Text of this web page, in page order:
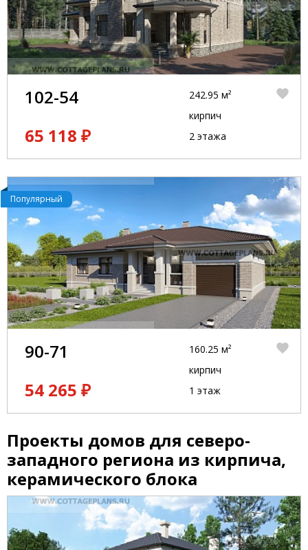
102-54
65 118 ₽
242.95 м²
кирпич
2 этажа
Популярный
90-71
54 265 ₽
160.25 м²
кирпич
1 этаж
Проекты домов для северо-
западного региона из кирпича,
керамического блока